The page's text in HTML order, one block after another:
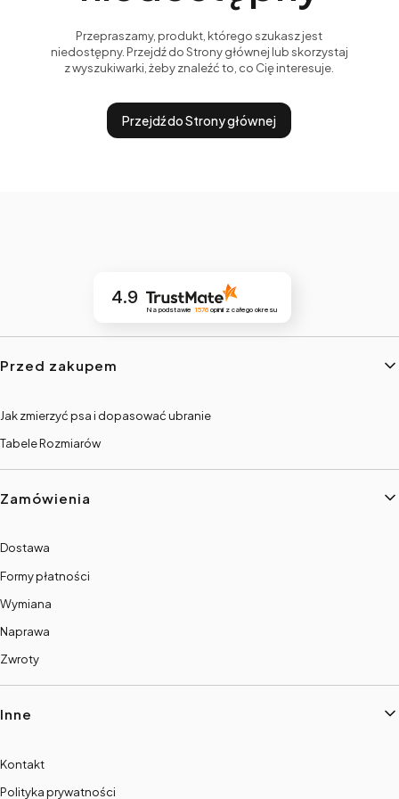
Przepraszamy, produkt, którego szukasz jest
niedostępny. Przejdź do Strony głównej lub skorzystaj
z wyszukiwarki, żeby znaleźć to, co Cię interesuje.
Przejdź do Strony głównej
4.9
Na podstawie 1576 opinii z całego okresu
Linki w stopce
Przed zakupem
Jak zmierzyć psa i dopasować ubranie
Tabele Rozmiarów
Zamówienia
Dostawa
Formy płatności
Wymiana
Naprawa
Zwroty
Inne
Kontakt
Polityka prywatności